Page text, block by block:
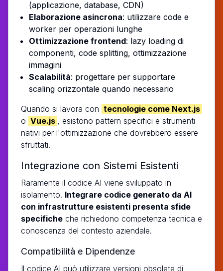
(applicazione, database, CDN)
Elaborazione asincrona: utilizzare code e
worker per operazioni lunghe
Ottimizzazione frontend: lazy loading di
componenti, code splitting, ottimizzazione
immagini
Scalabilità: progettare per supportare
scaling orizzontale quando necessario
Quando si lavora con tecnologie come Next.js
o Vue.js
, esistono pattern specifici e strumenti
nativi per l'ottimizzazione che dovrebbero essere
sfruttati.
Integrazione con Sistemi Esistenti
Raramente il codice AI viene sviluppato in
isolamento. Integrare codice generato da AI
con infrastrutture esistenti presenta sfide
specifiche che richiedono competenza tecnica e
conoscenza del contesto aziendale.
Compatibilità e Dipendenze
Il codice AI può utilizzare versioni obsolete di